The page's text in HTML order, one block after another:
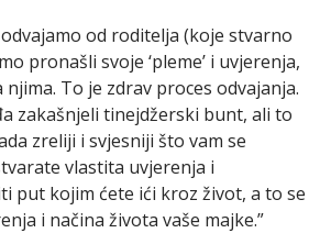
od roditelja (koje stvarno
pronašli svoje ‘pleme’ i uvjerenja,
To je zdrav proces odvajanja.
zakašnjeli tinejdžerski bunt, ali to
zreliji i svjesniji što vam se
vlastita uvjerenja i
put kojim ćete ići kroz život, a to se
i načina života vaše majke.”